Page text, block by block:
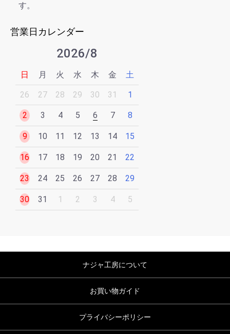
す。
営業日カレンダー
2026/8
日 月 火 水 木 金 土
26 27 28 29 30 31 1
2 3 4 5 6 7 8
9 10 11 12 13 14 15
16 17 18 19 20 21 22
23 24 25 26 27 28 29
30 31 1 2 3 4 5
ナジャ工房について
お買い物ガイド
プライバシーポリシー